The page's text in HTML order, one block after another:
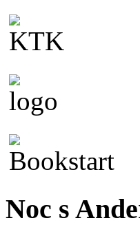
Noc s